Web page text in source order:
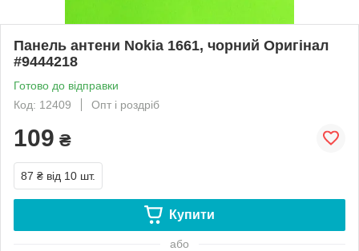
Панель антени Nokia 1661, чорний Оригінал
#9444218
Готово до відправки
Код: 12409
Опт і роздріб
109 ₴
87 ₴ від 10 шт.
Купити
або